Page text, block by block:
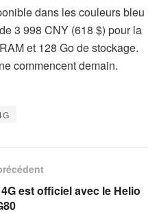
dans les couleurs bleu
3 998 CNY (618 $) pour la
et 128 Go de stockage.
commencent demain.
est officiel avec le Helio